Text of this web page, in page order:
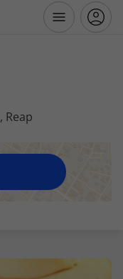
Reap